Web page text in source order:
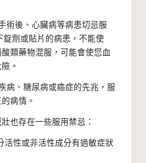
術後、心臟病等病患切忌服
錠劑或貼片的病患，不能使
類藥物混服，可能會使您血
。
病、糖尿病或癌症的先兆，服
病情。
也存在一些服用禁忌：
活性或非活性成分有過敏症狀